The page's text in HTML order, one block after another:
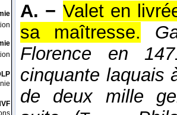
A. − Valet en
sa maîtresse.
Florence en
cinquante laquais
de deux mille